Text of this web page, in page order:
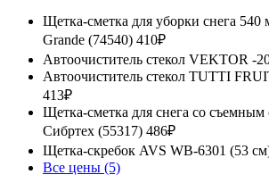
Щетка-сметка для уборки снега
Grande (74540) 410₽
Автоочиститель стекол VEKTOR -
Автоочиститель стекол TUTTI
413₽
Щетка-сметка для снега со
Сибртех (55317) 486₽
Щетка-скребок AVS WB-6301 (53
Все цены (5)